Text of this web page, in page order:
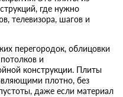
где нужно
телевизора, шагов и
перегородок, облицовки
и
конструкции. Плиты
плотно, без
даже если материал